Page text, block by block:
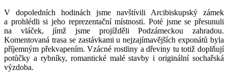
V dopoledních hodinách jsme navštívili Arcibiskupský zámek
a prohlédli si jeho reprezentační místnosti. Poté jsme se přesunuli
na vláček, jímž jsme projížděli Podzámeckou zahradou.
Komentovaná trasa se zastávkami u nejzajímavějších exponátů byla
příjemným překvapením. Vzácné rostliny a dřeviny tu totiž doplňují
potůčky a rybníky, romantické malé stavby i originální sochařská
výzdoba.